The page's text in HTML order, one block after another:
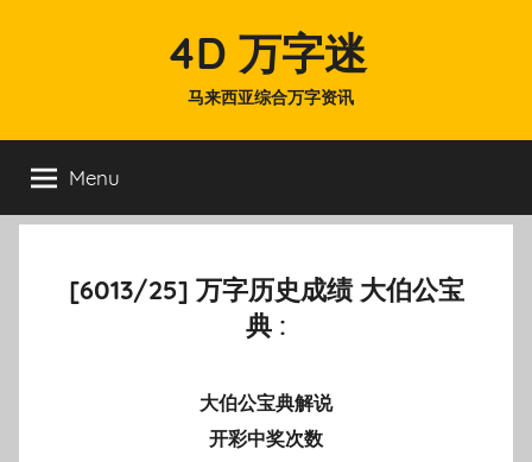
4D 万字迷
马来西亚综合万字资讯
Menu
[6013/25] 万字历史成绩 大伯公宝
典 :
大伯公宝典解说
开彩中奖次数